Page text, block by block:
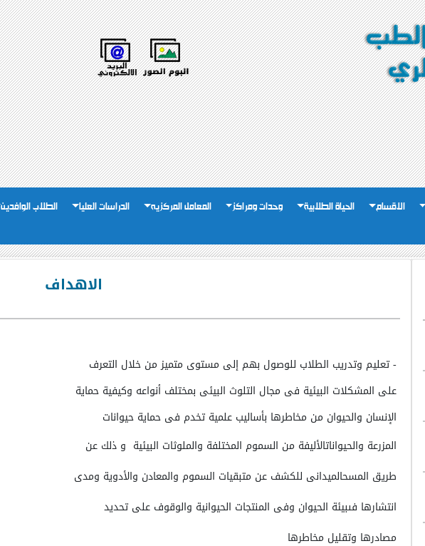
الاقسام الحياة الطلابية وحدات ومراكز المعامل المركزيه الدراسات العليا الطلاب الوافدين
الاهداف
-تعليم وتدريب الطلاب للوصول بهم إلى مستوى متميز من خلال التعرف
على المشكلات البيئية فى مجال التلوث البيئى بمختلف أنواعه وكيفية حماية
الإنسان والحيوان من مخاطرها بأساليب علمية تخدم فى حماية حيوانات
المزرعة والحيواناتالأليفة من السموم المختلفة والملوثات البيئية و ذلك عن
طريق المسحالميدانى للكشف عن متبقيات السموم والمعادن والأدوية ومدى
انتشارها فىبيئة الحيوان وفى المنتجات الحيوانية والوقوف على تحديد
مصادرها وتقليل مخاطرها